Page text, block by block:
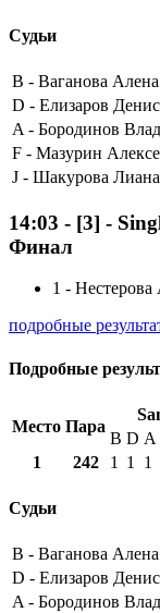
Судьи
B - Ваганова Алена
D - Елизаров Денис
A - Бородинов Влад
F - Мазурин
J - Шакурова Лиана
14:03 - [3] -
Финал
1 - Нестерова
подробные
Подробные
Место Пара
B D A
1
242 1 1 1
Судьи
B - Ваганова Алена
D - Елизаров Денис
A - Бородинов Влад